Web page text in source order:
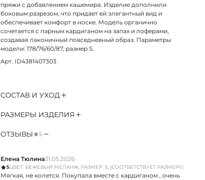
пряжи с добавлением кашемира. Изделие дополнили
боковым разрезом, что придает ей элегантный вид и
обеспечивает комфорт в носке. Модель органично
сочетается с парным кардиганом на запах и лоферами,
создавая лаконичный повседневный образ. Параметры
модели: 178/76/60/87, размер S.
Арт. ID4381407303
СОСТАВ И УХОД
РАЗМЕРЫ ИЗДЕЛИЯ
ОТЗЫВЫ 5
Елена Тюлина31.05.2026
5ЦВЕТ: БЕЖЕВЫЙ МЕЛАНЖ, РАЗМЕР: S, (СООТВЕТСТВУЕТ РАЗМЕРУ)
Мягкая, не колется. Покупала вместе с кардиганом , очень